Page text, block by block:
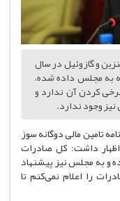
و گازوئیل در سال
به مجلس داده شده،
کردن آن ندارد و
وجود ندارد.
تامین مالی دوگانه سوز
داشت: کل صادرات
و به مجلس نیز پیشنهاد
را اعلام نمی‌کنم تا